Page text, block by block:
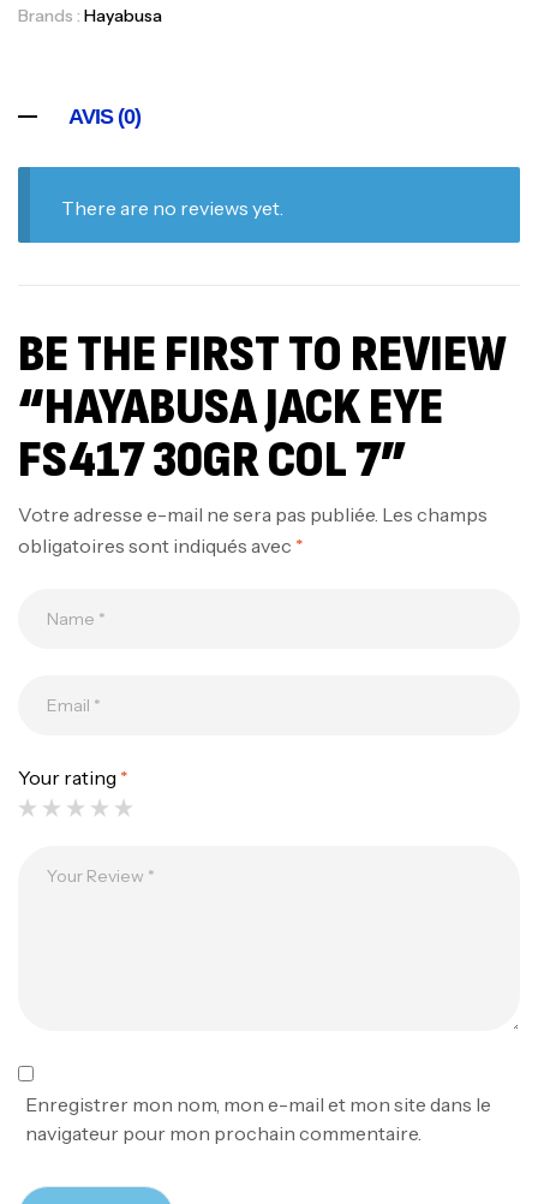
Brands : Hayabusa
AVIS (0)
There are no reviews yet.
BE THE FIRST TO REVIEW
“HAYABUSA JACK EYE
FS417 30GR COL 7”
Votre adresse e-mail ne sera pas publiée. Les champs
obligatoires sont indiqués avec *
Your rating *
Enregistrer mon nom, mon e-mail et mon site dans le
navigateur pour mon prochain commentaire.
1.83m 120/250gr 30kg
Bagagerie
د.ت
د.ت378,000